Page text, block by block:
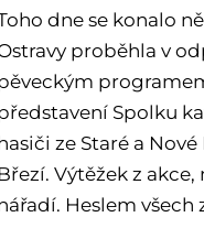
dne se konalo
proběhla v
Spolku
ze Staré a
Březí. Výtěžek z
Heslem všech